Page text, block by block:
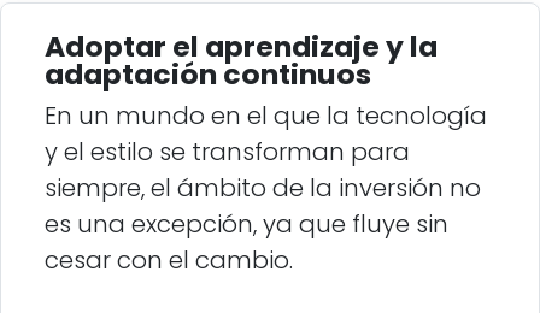
Adoptar el aprendizaje y la
adaptación continuos
En un mundo en el que la tecnología
y el estilo se transforman para
siempre, el ámbito de la inversión no
es una excepción, ya que fluye sin
cesar con el cambio.